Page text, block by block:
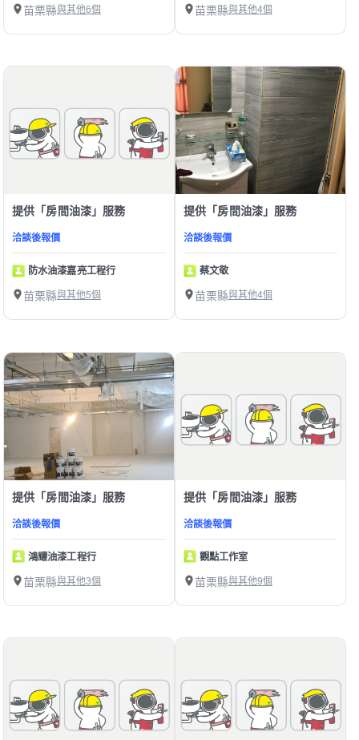
苗栗縣與其他6個 苗栗縣與其他4個
提供「房間油漆」服務
洽談後報價
防水油漆嘉亮工程行
苗栗縣與其他5個
提供「房間油漆」服務
洽談後報價
蔡文敬
苗栗縣與其他4個
提供「房間油漆」服務
洽談後報價
鴻耀油漆工程行
苗栗縣與其他3個
提供「房間油漆」服務
洽談後報價
觀點工作室
苗栗縣與其他9個